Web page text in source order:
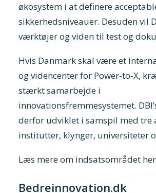
økosystem i at definere
sikkerhedsniveauer. Desuden vil
værktøjer og viden til test og
Hvis Danmark skal være et
og videncenter for Power-to-X,
stærkt samarbejde i
innovationsfremmesystemet.
derfor udviklet i samspil med tre
institutter, klynger, universiteter
Læs mere om indsatsområdet her
Bedreinnovation.dk